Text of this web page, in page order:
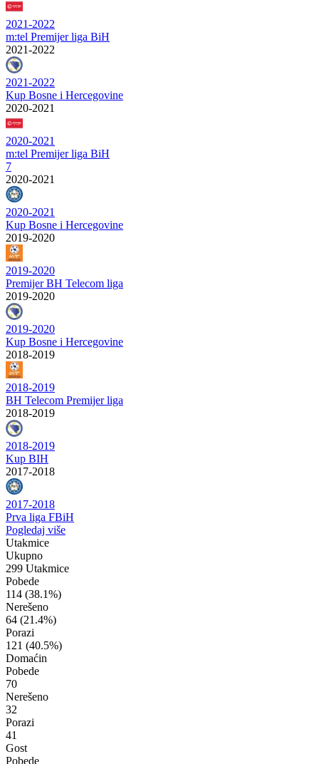
2021-2022
m:tel Premijer liga BiH
2021-2022
2021-2022
Kup Bosne i Hercegovine
2020-2021
2020-2021
m:tel Premijer liga BiH
7
2020-2021
2020-2021
Kup Bosne i Hercegovine
2019-2020
2019-2020
Premijer BH Telecom liga
2019-2020
2019-2020
Kup Bosne i Hercegovine
2018-2019
2018-2019
BH Telecom Premijer liga
2018-2019
2018-2019
Kup BIH
2017-2018
2017-2018
Prva liga FBiH
Pogledaj više
Utakmice
Ukupno
299 Utakmice
Pobede
114 (38.1%)
Nerešeno
64 (21.4%)
Porazi
121 (40.5%)
Domaćin
Pobede
70
Nerešeno
32
Porazi
41
Gost
Pobede